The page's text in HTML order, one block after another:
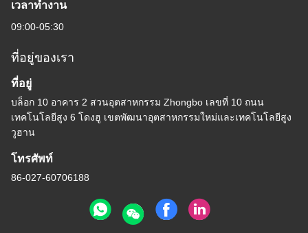
เวลาทํางาน
09:00-05:30
ที่อยู่ของเรา
ที่อยู่
บล็อก 10 อาคาร 2 สวนอุตสาหกรรม Zhongbo เลขที่ 10 ถนน
เทคโนโลยีสูง 6 โดงฮู เขตพัฒนาอุตสาหกรรมใหม่และเทคโนโลยีสูง
วูฮาน
โทรศัพท์
86-027-60706188